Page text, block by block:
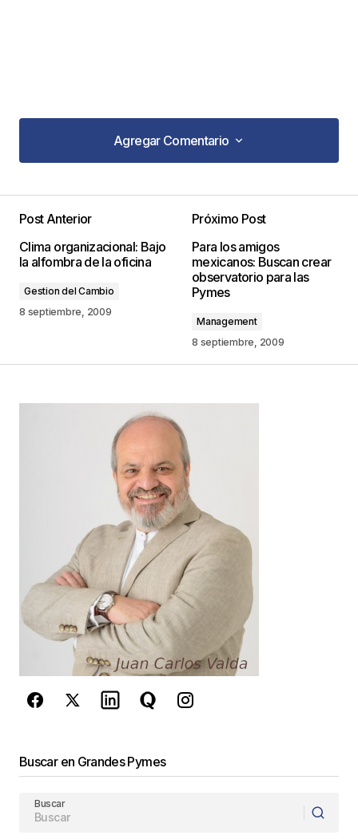
Agregar Comentario
Agregar Comentario
publicada. Los campos obligatorios están
marcados con*
Comentario*
Your Name*
Guarda mi nombre, correo electrónico y web en
este navegador para la próxima vez que
comente.
Este sitio esta protegido por
reCAPTCHA y la
Política de
privacidady losTérminos del servicio
de Googlese aplican.
Enviar Comentario
Post Anterior
Clima organizacional: Bajo
la alfombra de la oficina
Gestion del Cambio
8 septiembre, 2009
Próximo Post
Para los amigos
mexicanos: Buscan crear
observatorio para las
Pymes
Management
8 septiembre, 2009
Buscar en Grandes Pymes
Buscar